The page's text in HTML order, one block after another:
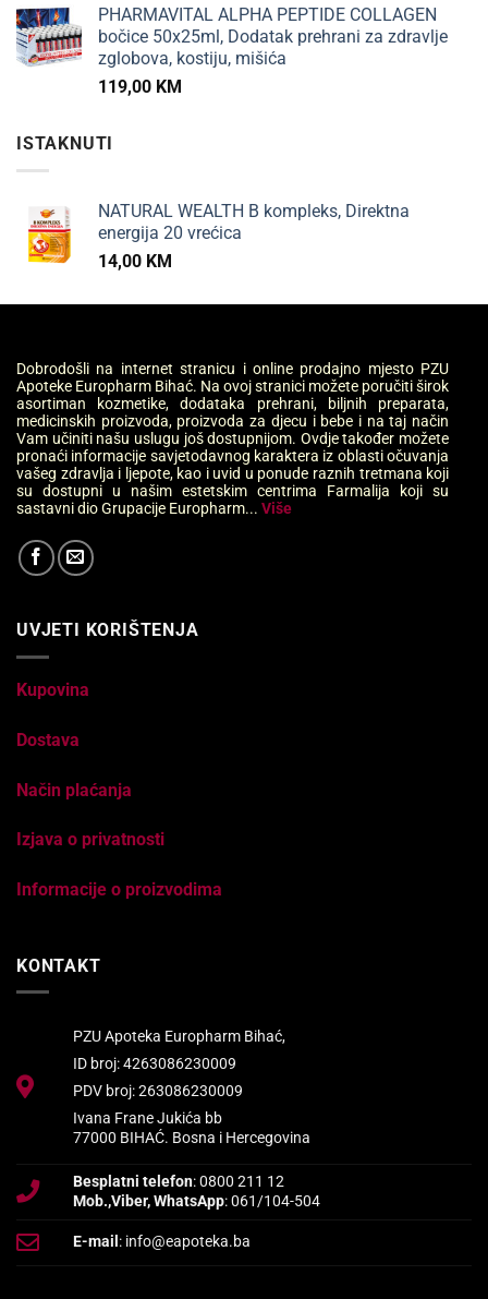
PHARMAVITAL ALPHA PEPTIDE COLLAGEN
bočice 50x25ml, Dodatak prehrani za zdravlje
zglobova, kostiju, mišića
119,00 KM
ISTAKNUTI
NATURAL WEALTH B kompleks, Direktna
energija 20 vrećica
14,00 KM
Dobrodošli na internet stranicu i online prodajno mjesto PZU
Apoteke Europharm Bihać. Na ovoj stranici možete poručiti širok
asortiman kozmetike, dodataka prehrani, biljnih preparata,
medicinskih proizvoda, proizvoda za djecu i bebe i na taj način
Vam učiniti našu uslugu još dostupnijom. Ovdje također možete
pronaći informacije savjetodavnog karaktera iz oblasti očuvanja
vašeg zdravlja i ljepote, kao i uvid u ponude raznih tretmana koji
su dostupni u našim estetskim centrima Farmalija koji su
sastavni dio Grupacije Europharm... Više
UVJETI KORIŠTENJA
Kupovina
Dostava
Način plaćanja
Izjava o privatnosti
Informacije o proizvodima
KONTAKT
PZU Apoteka Europharm Bihać,
ID broj: 4263086230009
PDV broj: 263086230009
Ivana Frane Jukića bb
77000 BIHAĆ. Bosna i Hercegovina
Besplatni telefon: 0800 211 12
Mob.,Viber, WhatsApp: 061/104-504
E-mail: info@eapoteka.ba